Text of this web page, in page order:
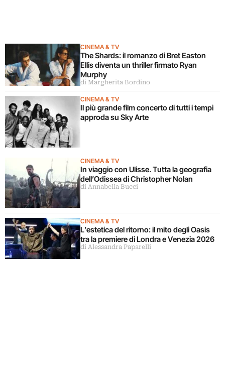
CINEMA & TV
The Shards: il romanzo di Bret Easton
Ellis diventa un thriller firmato Ryan
Murphy
di Margherita Bordino
CINEMA & TV
Il più grande film concerto di tutti i tempi
approda su Sky Arte
CINEMA & TV
In viaggio con Ulisse. Tutta la geografia
dell’Odissea di Christopher Nolan
di Annabella Bucci
CINEMA & TV
L’estetica del ritorno: il mito degli Oasis
tra la premiere di Londra e Venezia 2026
di Alessandra Paparelli